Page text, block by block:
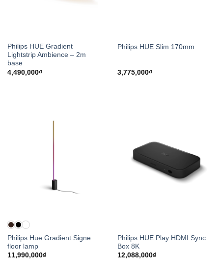
Philips HUE Gradient
Lightstrip Ambience – 2m
base
4,490,000₫
Philips HUE Slim 170mm
3,775,000₫
Philips Hue Gradient Signe
floor lamp
11,990,000₫
Philips HUE Play HDMI Sync
Box 8K
12,088,000₫